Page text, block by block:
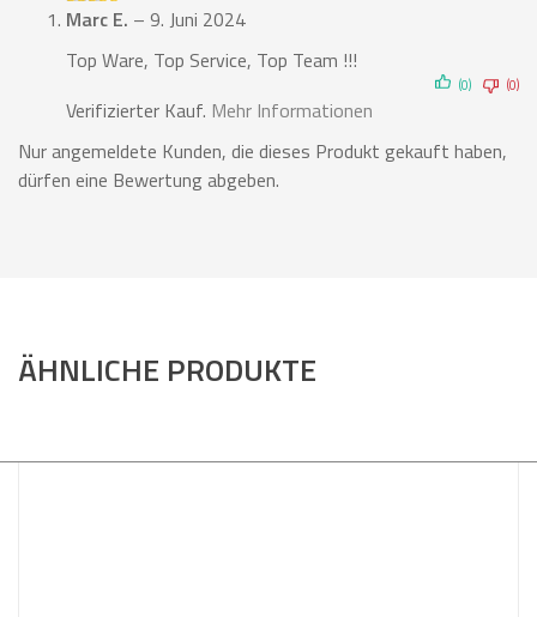
Bewertet mit
Marc E. – 9. Juni 2024
Top Ware, Top Service, Top Team !!!
(0) (0)
Verifizierter Kauf. Mehr Informationen
Nur angemeldete Kunden, die dieses Produkt gekauft haben,
dürfen eine Bewertung abgeben.
ÄHNLICHE PRODUKTE